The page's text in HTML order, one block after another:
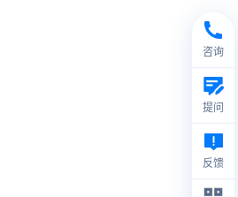
咨询
提问
反馈